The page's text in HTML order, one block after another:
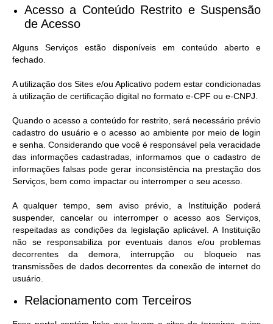
Acesso a Conteúdo Restrito e Suspensão
de Acesso​
Alguns Serviços estão disponíveis em conteúdo aberto e
fechado.
A utilização dos Sites e/ou Aplicativo podem estar condicionadas
à utilização de certificação digital no formato e-CPF ou e-CNPJ.
Quando o acesso a conteúdo for restrito, será necessário prévio
cadastro do usuário e o acesso ao ambiente por meio de login
e senha. Considerando que você é responsável pela veracidade
das informações cadastradas, informamos que o cadastro de
informações falsas pode gerar inconsistência na prestação dos
Serviços, bem como impactar ou interromper o seu acesso.
A qualquer tempo, sem aviso prévio, a Instituição poderá
suspender, cancelar ou interromper o acesso aos Serviços,
respeitadas as condições da legislação aplicável. A Instituição
não se responsabiliza por eventuais danos e/ou problemas
decorrentes da demora, interrupção ou bloqueio nas
transmissões de dados decorrentes da conexão de internet do
usuário.
Relacionamento com Terceiros